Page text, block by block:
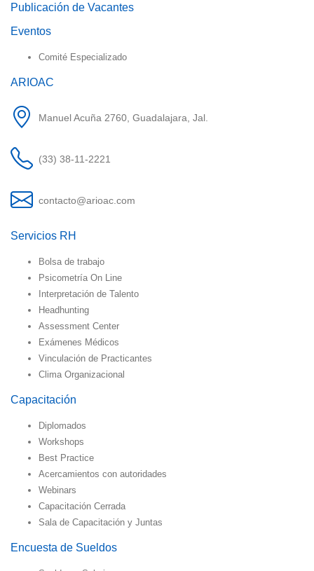
Publicación de Vacantes
Eventos
Comité Especializado
ARIOAC
Manuel Acuña 2760, Guadalajara, Jal.
(33) 38-11-2221
contacto@arioac.com
Servicios RH
Bolsa de trabajo
Psicometría On Line
Interpretación de Talento
Headhunting
Assessment Center
Exámenes Médicos
Vinculación de Practicantes
Clima Organizacional
Capacitación
Diplomados
Workshops
Best Practice
Acercamientos con autoridades
Webinars
Capacitación Cerrada
Sala de Capacitación y Juntas
Encuesta de Sueldos